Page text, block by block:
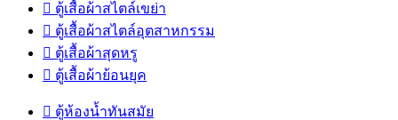
 ตู้เสื้อผ้าสไตล์เขย่า
 ตู้เสื้อผ้าสไตล์อุตสาหกรรม
 ตู้เสื้อผ้าสุดหรู
 ตู้เสื้อผ้าย้อนยุค
 ตู้ห้องน้ำทันสมัย